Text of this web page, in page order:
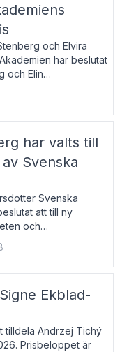
och Elvira
har beslutat
och Elin
Akademiens
2026. Priset är
till att lyfta fram
har valts till
Svenska
Svenska
att till ny
och
Hallberg. Hon
Tua Forsström på
att ta sitt inträde vid
Ekblad-
tilldela Andrzej Tichý
Prisbeloppet är